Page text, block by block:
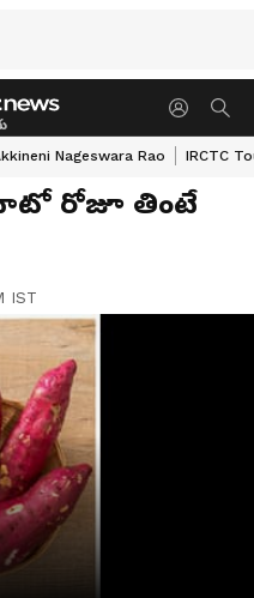
Nageswara Rao IRCTC
రోజూ తింటే
IST